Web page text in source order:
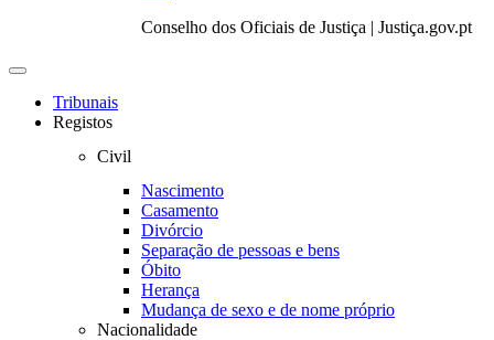
Conselho dos Oficiais de Justiça | Justiça.gov.pt
Toggle
navigationTribunais
Registos
Civil
Nascimento
Casamento
Divórcio
Separação de pessoas e bens
Óbito
Herança
Mudança de sexo e de nome próprio
Nacionalidade